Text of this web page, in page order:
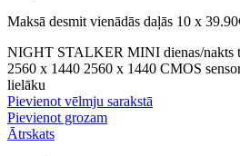
Maksā desmit vienādās daļās 10 x
NIGHT STALKER MINI dienas/nakts
2560 x 1440 2560 x 1440 CMOS
lielāku
Pievienot vēlmju sarakstā
Pievienot grozam
Ātrskats